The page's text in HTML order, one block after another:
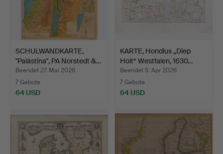
SCHULWANDKARTE,
"Palästina", PA Norstedt &…
Beendet 27. Mai 2026
7 Gebote
64 USD
KARTE, Hondius „Diep
Holt“ Westfalen, 1630…
Beendet 5. Apr 2026
7 Gebote
64 USD